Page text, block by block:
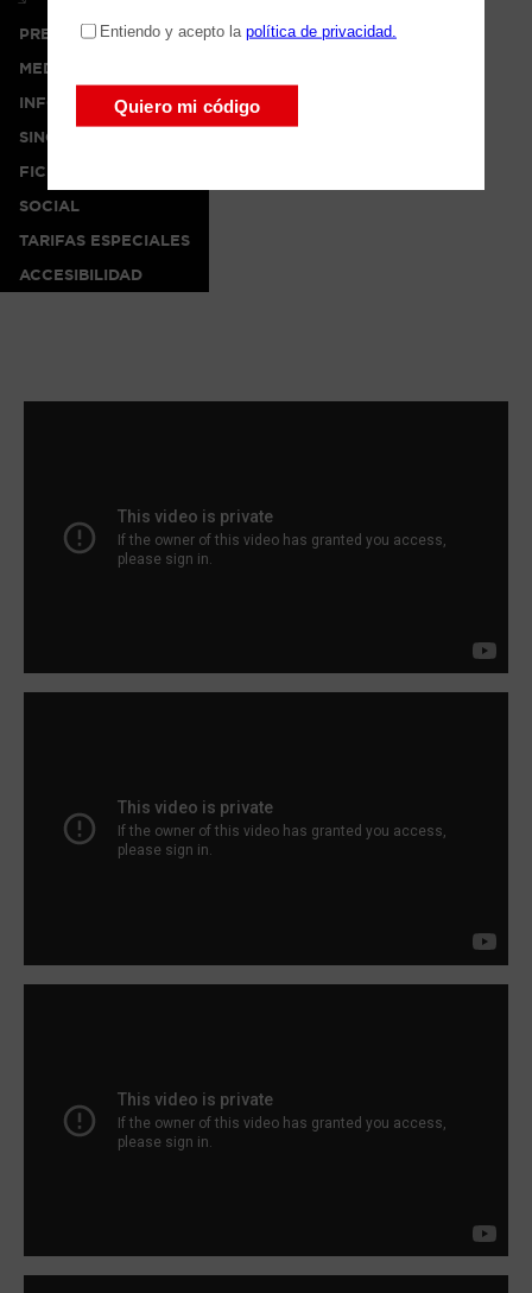
PRENSA
MEDIA
INFO
SINOPSIS
FICHA ARTÍSTICA
SOCIAL
TARIFAS ESPECIALES
ACCESIBILIDAD